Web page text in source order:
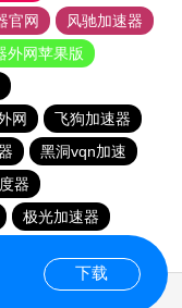
官网
风驰加速器
外网苹果版
网
飞狗加速器
黑洞vqn加速
器
极光加速器
下载